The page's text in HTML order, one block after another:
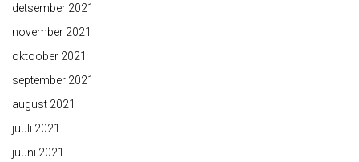
detsember 2021
november 2021
oktoober 2021
september 2021
august 2021
juuli 2021
juuni 2021